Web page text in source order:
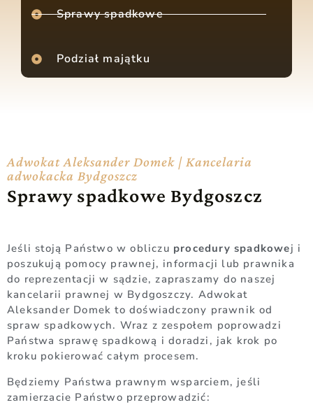
Sprawy spadkowe
Podział majątku
Adwokat Aleksander Domek | Kancelaria
adwokacka Bydgoszcz
Sprawy spadkowe Bydgoszcz
Jeśli stoją Państwo w obliczu procedury spadkowej i
poszukują pomocy prawnej, informacji lub prawnika
do reprezentacji w sądzie, zapraszamy do naszej
kancelarii prawnej w Bydgoszczy. Adwokat
Aleksander Domek to doświadczony prawnik od
spraw spadkowych. Wraz z zespołem poprowadzi
Państwa sprawę spadkową i doradzi, jak krok po
kroku pokierować całym procesem.
Będziemy Państwa prawnym wsparciem, jeśli
zamierzacie Państwo przeprowadzić: